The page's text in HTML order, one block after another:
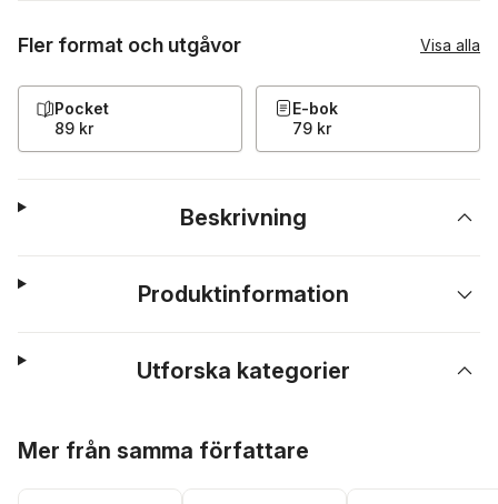
Fler format och utgåvor Visa alla
Pocket
89 kr
E-bok
79 kr
Beskrivning
Produktinformation
Utforska kategorier
Mer från samma författare